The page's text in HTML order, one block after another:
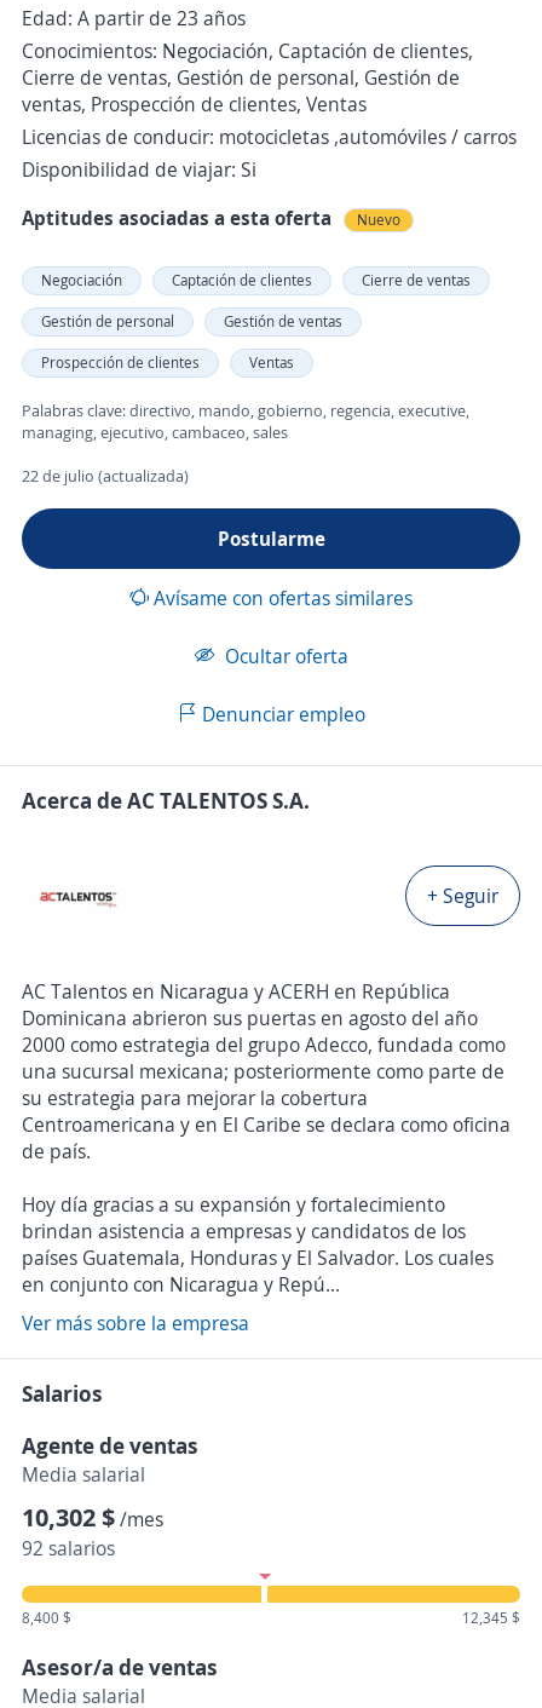
Edad: A partir de 23 años
Conocimientos: Negociación, Captación de clientes,
Cierre de ventas, Gestión de personal, Gestión de
ventas, Prospección de clientes, Ventas
Licencias de conducir: motocicletas ,automóviles / carros
Disponibilidad de viajar: Si
Aptitudes asociadas a esta oferta
Nuevo
Negociación Captación de clientes
Cierre de ventas
Gestión de personal
Gestión de ventas
Prospección de clientes
Ventas
Palabras clave: directivo, mando, gobierno, regencia, executive,
managing, ejecutivo, cambaceo, sales
22 de julio (actualizada)
Postularme
Avísame con ofertas similares
Ocultar oferta
Denunciar empleo
Acerca de AC TALENTOS S.A.
+ Seguir
AC Talentos en Nicaragua y ACERH en República
Dominicana abrieron sus puertas en agosto del año
2000 como estrategia del grupo Adecco, fundada como
una sucursal mexicana; posteriormente como parte de
su estrategia para mejorar la cobertura
Centroamericana y en El Caribe se declara como oficina
de país.
Hoy día gracias a su expansión y fortalecimiento
brindan asistencia a empresas y candidatos de los
países Guatemala, Honduras y El Salvador. Los cuales
en conjunto con Nicaragua y Repú...
Ver más sobre la empresa
Salarios
Agente de ventas
Media salarial
10,302 $/mes
92 salarios
8,400 $ 12,345 $
Asesor/a de ventas
Media salarial